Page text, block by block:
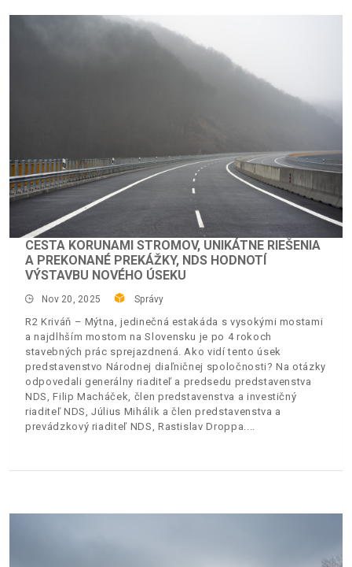
CESTA KORUNAMI STROMOV, UNIKÁTNE RIEŠENIA
A PREKONANÉ PREKÁŽKY, NDS HODNOTÍ
VÝSTAVBU NOVÉHO ÚSEKU
Nov 20, 2025 Správy
R2 Kriváň – Mýtna, jedinečná estakáda s vysokými mostami
a najdlhším mostom na Slovensku je po 4 rokoch
stavebných prác sprejazdnená. Ako vidí tento úsek
predstavenstvo Národnej diaľničnej spoločnosti? Na otázky
odpovedali generálny riaditeľ a predsedu predstavenstva
NDS, Filip Macháček, člen predstavenstva a investičný
riaditeľ NDS, Július Mihálik a člen predstavenstva a
prevádzkový riaditeľ NDS, Rastislav Droppa.